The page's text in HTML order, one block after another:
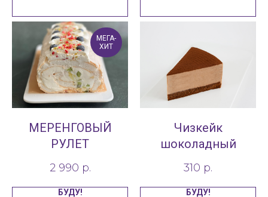
МЕГА-
ХИТ
МЕРЕНГОВЫЙ
РУЛЕТ
2 990 р.
БУДУ!
Чизкейк
шоколадный
310 р.
БУДУ!